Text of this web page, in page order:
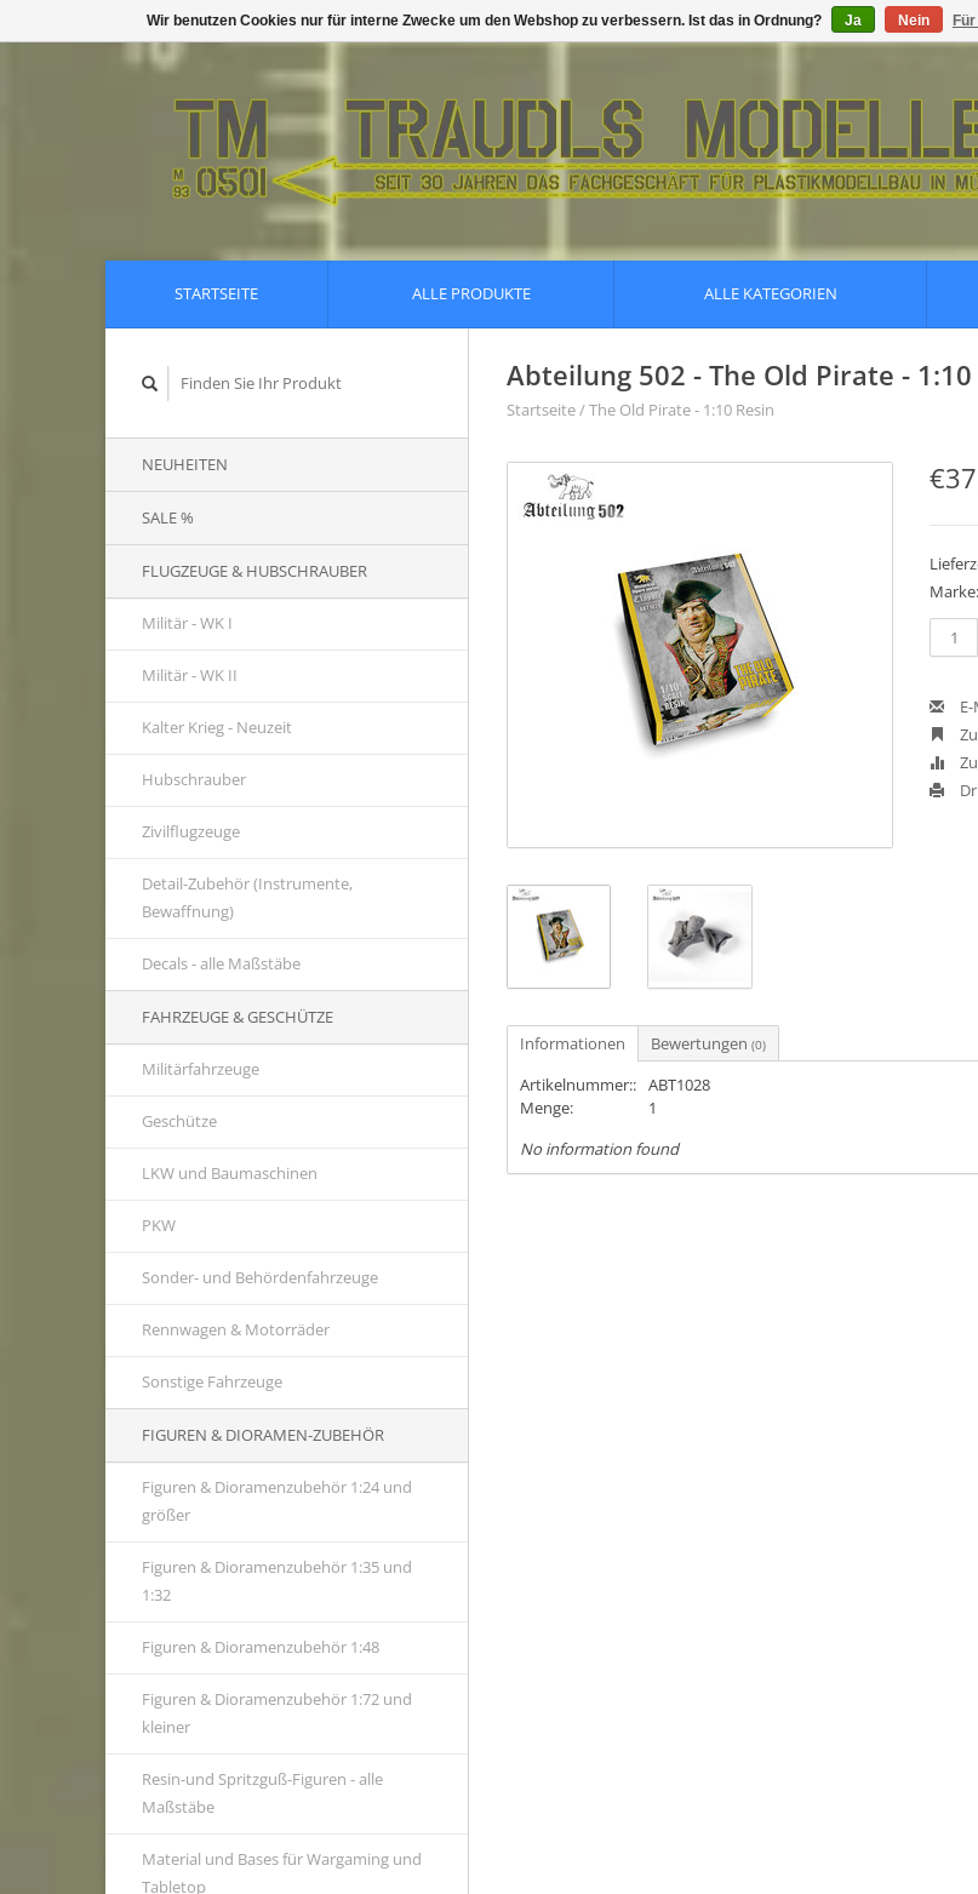
STARTSEITE ALLE PRODUKTE ALLE KATEGORIEN
NEUHEITEN
SALE %
FLUGZEUGE & HUBSCHRAUBER
Militär - WK I
Militär - WK II
Kalter Krieg - Neuzeit
Hubschrauber
Zivilflugzeuge
Detail-Zubehör (Instrumente,
Bewaffnung)
Decals - alle Maßstäbe
FAHRZEUGE & GESCHÜTZE
Militärfahrzeuge
Geschütze
LKW und Baumaschinen
PKW
Sonder- und Behördenfahrzeuge
Rennwagen & Motorräder
Sonstige Fahrzeuge
FIGUREN & DIORAMEN-ZUBEHÖR
Figuren & Dioramenzubehör 1:24 und
größer
Figuren & Dioramenzubehör 1:35 und
1:32
Figuren & Dioramenzubehör 1:48
Figuren & Dioramenzubehör 1:72 und
kleiner
Resin-und Spritzguß-Figuren - alle
Maßstäbe
Material und Bases für Wargaming und
Tabletop
Abteilung 502 - The Old Pirate - 1:10
Startseite/The Old Pirate - 1:10 Resin
Marke:
Informationen Bewertungen (0)
Artikelnummer:: ABT1028
Menge:
1
No information found
Wir benutzen Cookies nur für interne Zwecke um den Webshop zu verbessern. Ist das in Ordnung? Ja Nein